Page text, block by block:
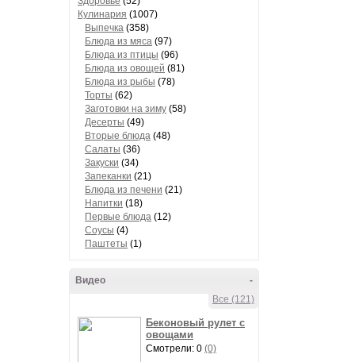
Кулинария (1007)
Выпечка (358)
Блюда из мяса (97)
Блюда из птицы (96)
Блюда из овощей (81)
Блюда из рыбы (78)
Торты (62)
Заготовки на зиму (58)
Десерты (49)
Вторые блюда (48)
Салаты (36)
Закуски (34)
Запеканки (21)
Блюда из печени (21)
Напитки (18)
Первые блюда (12)
Соусы (4)
Паштеты (1)
-
Видео
Все (121)
Беконовый рулет с
овощами
Смотрели: 0 (0)